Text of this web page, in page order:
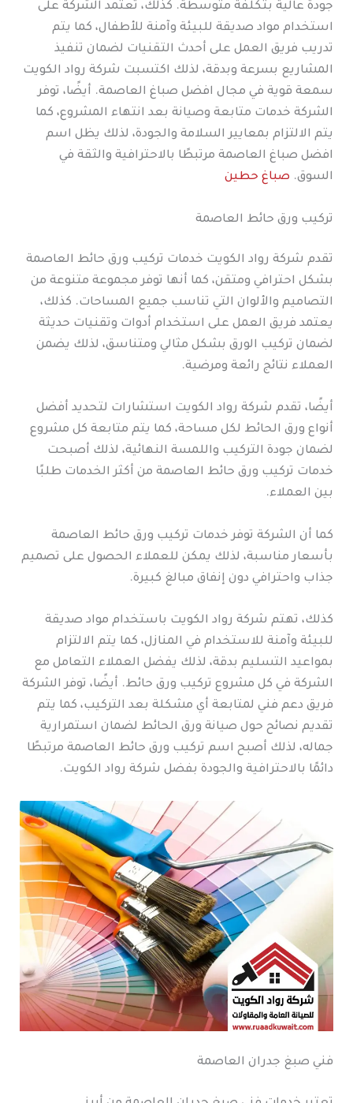
جودة عالية بتكلفة متوسطة. كذلك، تعتمد الشركة على
استخدام مواد صديقة للبيئة وآمنة للأطفال، كما يتم
تدريب فريق العمل على أحدث التقنيات لضمان تنفيذ
المشاريع بسرعة وبدقة، لذلك اكتسبت شركة رواد الكويت
سمعة قوية في مجال افضل صباغ العاصمة. أيضًا، توفر
الشركة خدمات متابعة وصيانة بعد انتهاء المشروع، كما
يتم الالتزام بمعايير السلامة والجودة، لذلك يظل اسم
افضل صباغ العاصمة مرتبطًا بالاحترافية والثقة في
السوق. صباغ حطين
تركيب ورق حائط العاصمة
تقدم شركة رواد الكويت خدمات تركيب ورق حائط العاصمة
بشكل احترافي ومتقن، كما أنها توفر مجموعة متنوعة من
التصاميم والألوان التي تناسب جميع المساحات. كذلك،
يعتمد فريق العمل على استخدام أدوات وتقنيات حديثة
لضمان تركيب الورق بشكل مثالي ومتناسق، لذلك يضمن
العملاء نتائج رائعة ومرضية.
أيضًا، تقدم شركة رواد الكويت استشارات لتحديد أفضل
أنواع ورق الحائط لكل مساحة، كما يتم متابعة كل مشروع
لضمان جودة التركيب واللمسة النهائية، لذلك أصبحت
خدمات تركيب ورق حائط العاصمة من أكثر الخدمات طلبًا
بين العملاء.
كما أن الشركة توفر خدمات تركيب ورق حائط العاصمة
بأسعار مناسبة، لذلك يمكن للعملاء الحصول على تصميم
جذاب واحترافي دون إنفاق مبالغ كبيرة.
كذلك، تهتم شركة رواد الكويت باستخدام مواد صديقة
للبيئة وآمنة للاستخدام في المنازل، كما يتم الالتزام
بمواعيد التسليم بدقة، لذلك يفضل العملاء التعامل مع
الشركة في كل مشروع تركيب ورق حائط. أيضًا، توفر الشركة
فريق دعم فني لمتابعة أي مشكلة بعد التركيب، كما يتم
تقديم نصائح حول صيانة ورق الحائط لضمان استمرارية
جماله، لذلك أصبح اسم تركيب ورق حائط العاصمة مرتبطًا
دائمًا بالاحترافية والجودة بفضل شركة رواد الكويت.
فني صبغ جدران العاصمة